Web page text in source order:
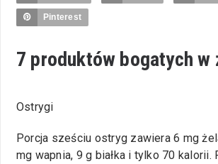
Pinterest
7 produktów bogatych w
Ostrygi
Porcja sześciu ostryg zawiera 6 mg
mg wapnia, 9 g białka i tylko 70 kalorii.